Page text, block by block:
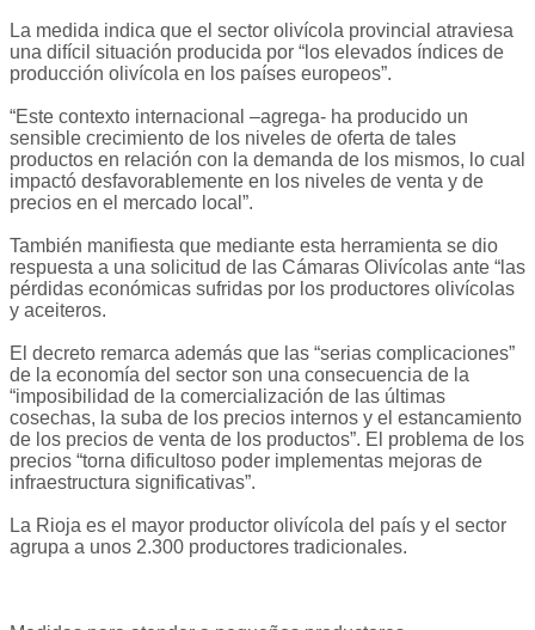
La medida indica que el sector olivícola provincial atraviesa
una difícil situación producida por “los elevados índices de
producción olivícola en los países europeos”.
“Este contexto internacional –agrega- ha producido un
sensible crecimiento de los niveles de oferta de tales
productos en relación con la demanda de los mismos, lo cual
impactó desfavorablemente en los niveles de venta y de
precios en el mercado local”.
También manifiesta que mediante esta herramienta se dio
respuesta a una solicitud de las Cámaras Olivícolas ante “las
pérdidas económicas sufridas por los productores olivícolas
y aceiteros.
El decreto remarca además que las “serias complicaciones”
de la economía del sector son una consecuencia de la
“imposibilidad de la comercialización de las últimas
cosechas, la suba de los precios internos y el estancamiento
de los precios de venta de los productos”. El problema de los
precios “torna dificultoso poder implementas mejoras de
infraestructura significativas”.
La Rioja es el mayor productor olivícola del país y el sector
agrupa a unos 2.300 productores tradicionales.